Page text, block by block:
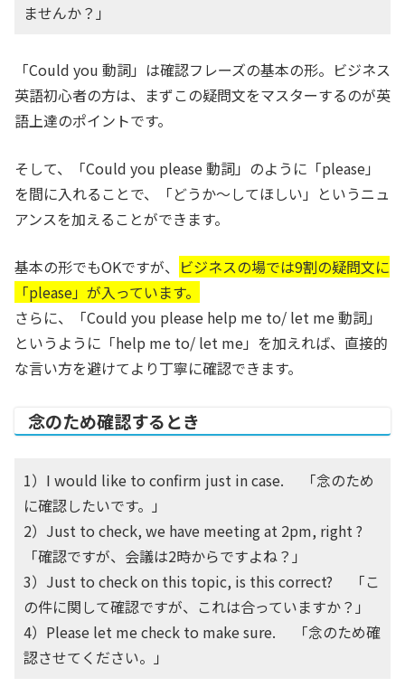
ませんか？」
「Could you 動詞」は確認フレーズの基本の形。ビジネス
英語初心者の方は、まずこの疑問文をマスターするのが英
語上達のポイントです。
そして、「Could you please 動詞」のように「please」
を間に入れることで、「どうか～してほしい」というニュ
アンスを加えることができます。
基本の形でもOKですが、 ビジネスの場では9割の疑問文に
「please」が入っています。
さらに、「Could you please help me to/ let me 動詞」
というように「help me to/ let me」を加えれば、直接的
な言い方を避けてより丁寧に確認できます。
念のため確認するとき
1）I would like to confirm just in case. 「念のため
に確認したいです。」
2）Just to check, we have meeting at 2pm, right ?
「確認ですが、会議は2時からですよね？」
3）Just to check on this topic, is this correct? 「こ
の件に関して確認ですが、これは合っていますか？」
4）Please let me check to make sure. 「念のため確
認させてください。」